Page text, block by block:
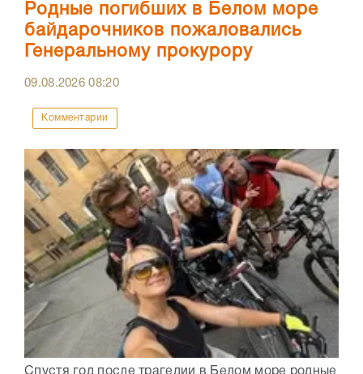
Родные погибших в Белом море
байдарочников пожаловались
Генеральному прокурору
09.08.202608:20
Комментарии
Спустя год после трагедии в Белом море родные